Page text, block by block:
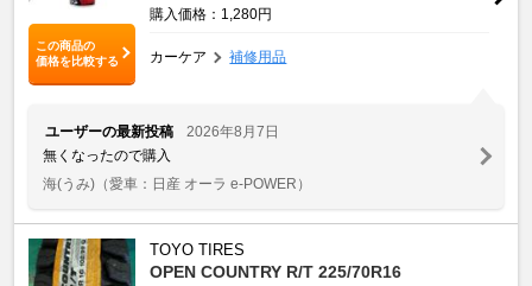
この商品の
価格を比較する
購入価格：1,280円
カーケア 補修用品
ユーザーの最新投稿
2026年8月7日
無くなったので購入
海(うみ) （愛車：日産 オーラ e-POWER）
TOYO TIRES
OPEN COUNTRY R/T 225/70R16